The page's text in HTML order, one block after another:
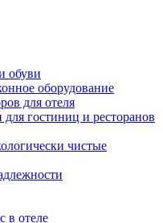
обуви
оборудование
для отеля
гостиниц и ресторанов
чистые
в отеле